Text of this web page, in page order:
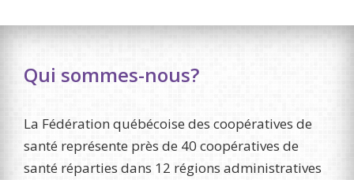
Qui sommes-nous?
La Fédération québécoise des coopératives de
santé représente près de 40 coopératives de
santé réparties dans 12 régions administratives